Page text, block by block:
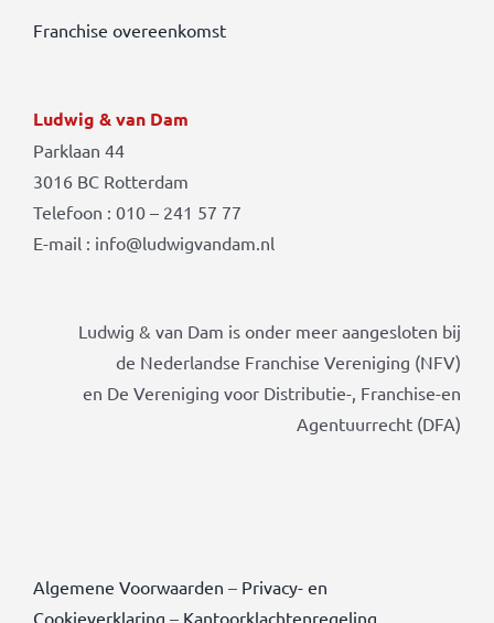
Franchise overeenkomst
Ludwig & van Dam
Parklaan 44
3016 BC Rotterdam
Telefoon : 010 – 241 57 77
E-mail : info@ludwigvandam.nl
Ludwig & van Dam is onder meer aangesloten bij
de Nederlandse Franchise Vereniging (NFV)
en De Vereniging voor Distributie-, Franchise-en
Agentuurrecht (DFA)
Algemene Voorwaarden – Privacy- en
Cookieverklaring – Kantoorklachtenregeling